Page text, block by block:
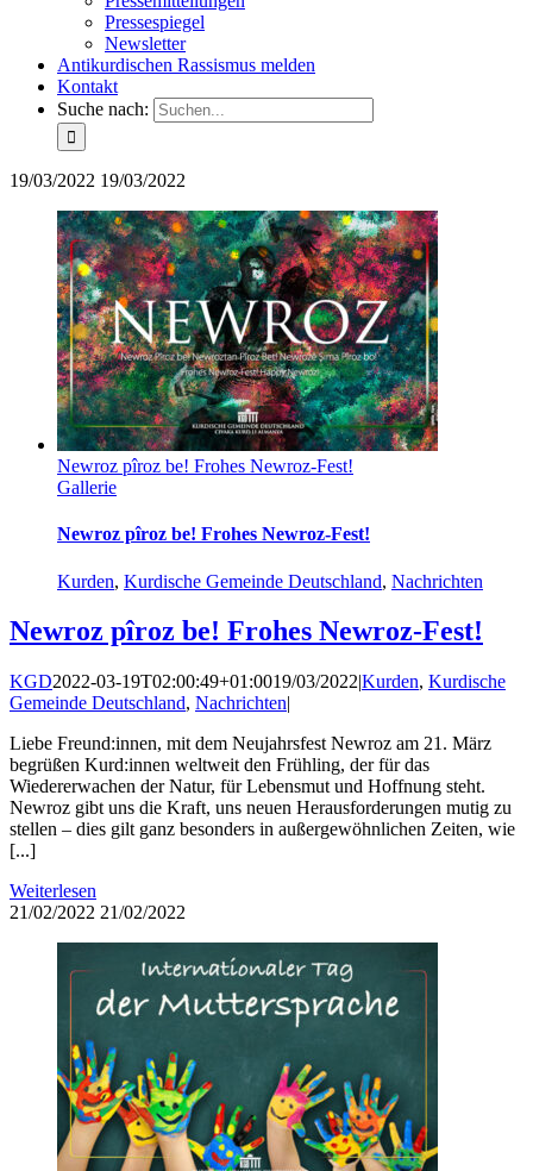
Pressespiegel
Newsletter
Antikurdischen Rassismus melden
Kontakt
Suche nach:
19/03/2022 19/03/2022
Newroz pîroz be! Frohes Newroz-Fest!
Gallerie
Newroz pîroz be! Frohes Newroz-Fest!
Kurden, Kurdische Gemeinde Deutschland, Nachrichten
Newroz pîroz be! Frohes Newroz-Fest!
KGD2022-03-19T02:00:49+01:0019/03/2022|Kurden, Kurdische
Gemeinde Deutschland, Nachrichten|
Liebe Freund:innen, mit dem Neujahrsfest Newroz am 21. März
begrüßen Kurd:innen weltweit den Frühling, der für das
Wiedererwachen der Natur, für Lebensmut und Hoffnung steht.
Newroz gibt uns die Kraft, uns neuen Herausforderungen mutig zu
stellen – dies gilt ganz besonders in außergewöhnlichen Zeiten, wie
[...]
Weiterlesen
21/02/2022 21/02/2022